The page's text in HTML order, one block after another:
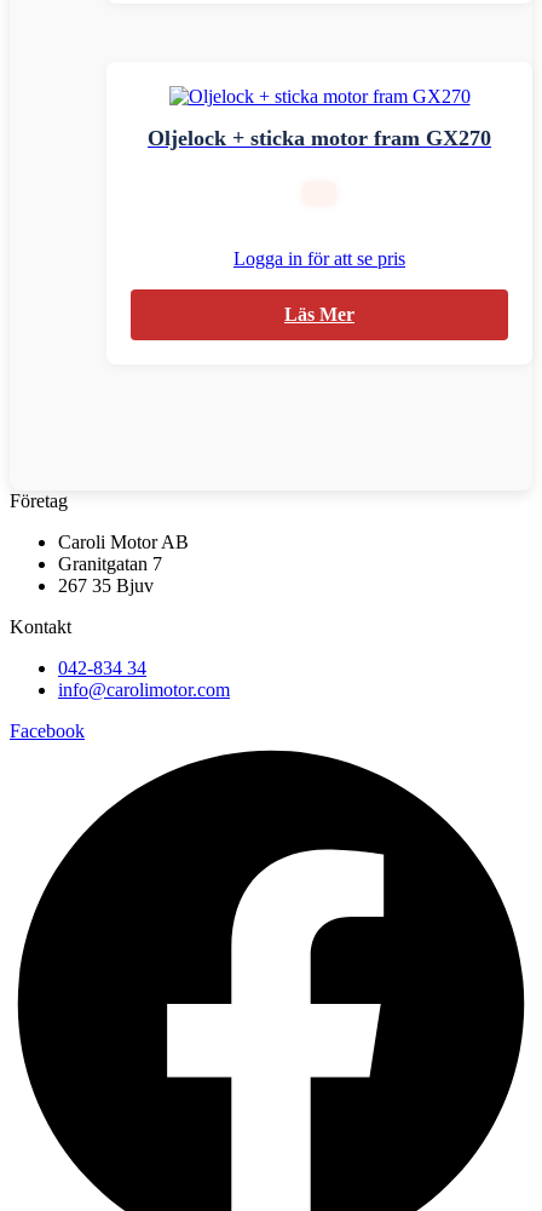
Oljelock + sticka motor fram GX270
Logga in för att se pris
Läs Mer
Företag
Caroli Motor AB
Granitgatan 7
267 35 Bjuv
Kontakt
042-834 34
info@carolimotor.com
Facebook